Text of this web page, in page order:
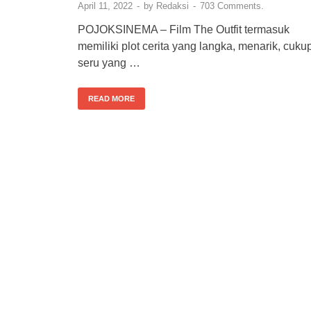
April 11, 2022 - by Redaksi - 703 Comments.
POJOKSINEMA – Film The Outfit termasuk
memiliki plot cerita yang langka, menarik,
seru yang …
READ MORE